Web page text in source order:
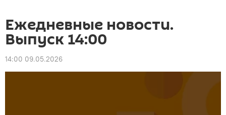
Ежедневные новости.
Выпуск 14:00
14:00 09.05.2026